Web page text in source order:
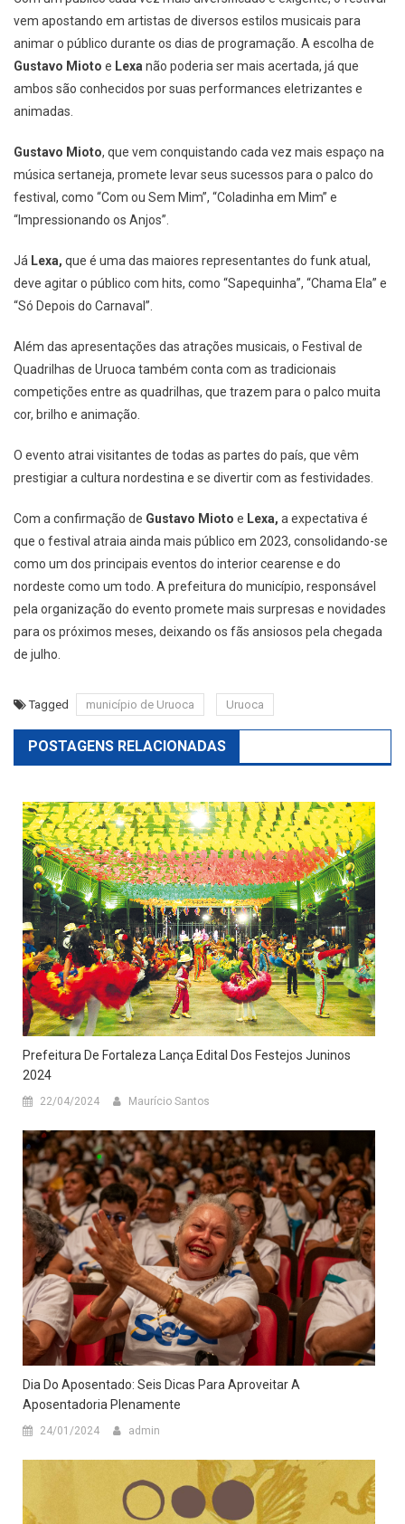
vem apostando em artistas de diversos estilos musicais para
animar o público durante os dias de programação. A escolha de
Gustavo Mioto e Lexa não poderia ser mais acertada, já que
ambos são conhecidos por suas performances eletrizantes e
animadas.
Gustavo Mioto, que vem conquistando cada vez mais espaço na
música sertaneja, promete levar seus sucessos para o palco do
festival, como “Com ou Sem Mim”, “Coladinha em Mim” e
“Impressionando os Anjos”.
Já Lexa, que é uma das maiores representantes do funk atual,
deve agitar o público com hits, como “Sapequinha”, “Chama Ela” e
“Só Depois do Carnaval”.
Além das apresentações das atrações musicais, o Festival de
Quadrilhas de Uruoca também conta com as tradicionais
competições entre as quadrilhas, que trazem para o palco muita
cor, brilho e animação.
O evento atrai visitantes de todas as partes do país, que vêm
prestigiar a cultura nordestina e se divertir com as festividades.
Com a confirmação de Gustavo Mioto e Lexa, a expectativa é
que o festival atraia ainda mais público em 2023, consolidando-se
como um dos principais eventos do interior cearense e do
nordeste como um todo. A prefeitura do município, responsável
pela organização do evento promete mais surpresas e novidades
para os próximos meses, deixando os fãs ansiosos pela chegada
de julho.
Tagged município de Uruoca Uruoca
POSTAGENS RELACIONADAS
Prefeitura De Fortaleza Lança Edital Dos Festejos Juninos
2024
22/04/2024 Maurício Santos
Dia Do Aposentado: Seis Dicas Para Aproveitar A
Aposentadoria Plenamente
24/01/2024 admin